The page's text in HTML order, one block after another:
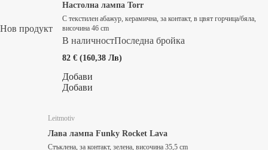
Нов продукт
Настолна лампа Torr
С текстилен абажур, керамична, за контакт, в цвят горчица/бяла,
височина 46 cm
В наличностПоследна бройка
82 € (160,38 Лв)
Добави
Добави
Leitmotiv
Лава лампа Funky Rocket Lava
Стъклена, за контакт, зелена, височина 35,5 cm